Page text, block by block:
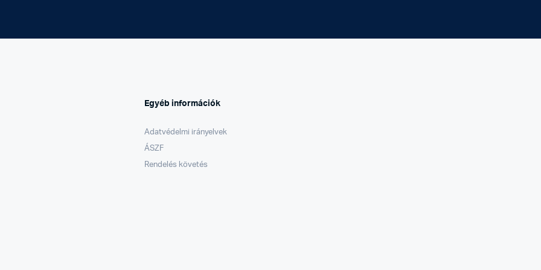
Egyéb információk
Adatvédelmi irányelvek
ÁSZF
Rendelés követés